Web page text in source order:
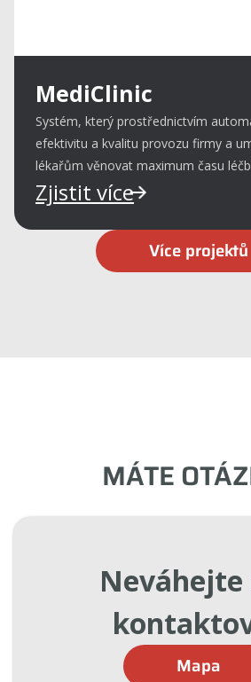
MediClinic
Systém, který prostřednictvím
efektivitu a kvalitu provozu firmy a
lékařům věnovat maximum času
Zjistit více
Více projektů
MÁTE
Neváhejte
Mapa